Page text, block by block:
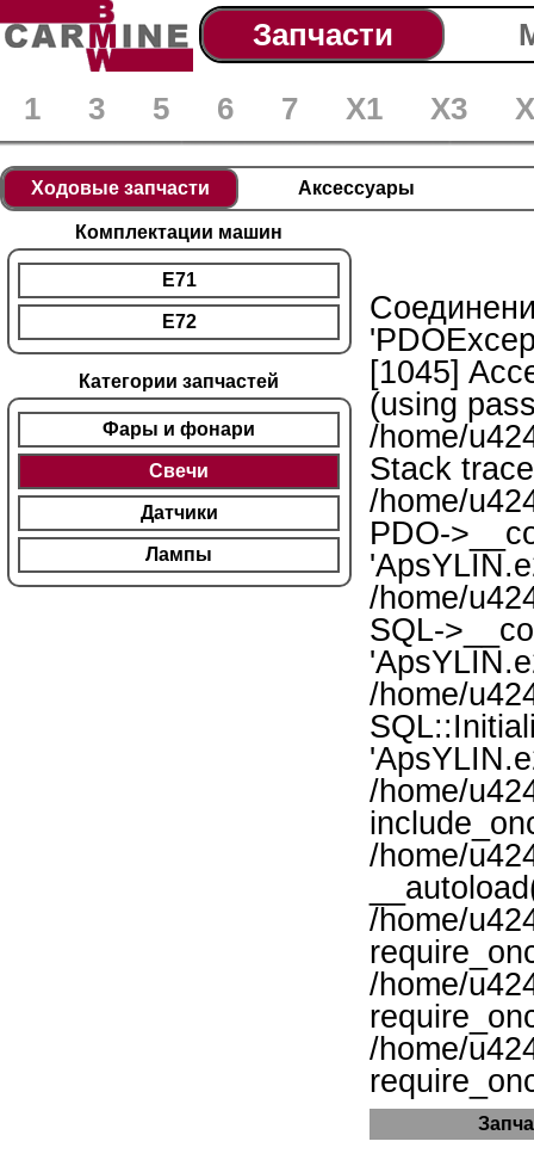
Запчасти
1 3 5 6 7 X1 X3
Ходовые запчасти Аксессуары
Комплектации машин
E71
E72
Категории запчастей
Фары и фонари
Свечи
Датчики
Лампы
[1045]
(using
/home/
Stack
/home/
PDO-
/home/
SQL-
/home/
/home/
/home/
/home/
/home/
/home/